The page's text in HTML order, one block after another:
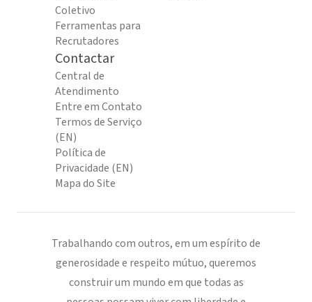
Coletivo
Ferramentas para
Recrutadores
Contactar
Central de
Atendimento
Entre em Contato
Termos de Serviço
(EN)
Política de
Privacidade (EN)
Mapa do Site
Trabalhando com outros, em um espírito de
generosidade e respeito mútuo, queremos
construir um mundo em que todas as